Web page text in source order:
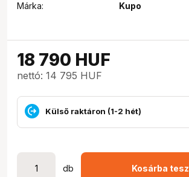
Márka:
Kupo
18 790 HUF
nettó: 14 795 HUF
Külső raktáron (1-2 hét)
db Kosárba tesz